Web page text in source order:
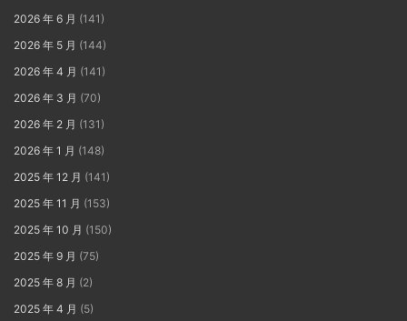
2026 年 6 月 (141)
2026 年 5 月 (144)
2026 年 4 月 (141)
2026 年 3 月 (70)
2026 年 2 月 (131)
2026 年 1 月 (148)
2025 年 12 月 (141)
2025 年 11 月 (153)
2025 年 10 月 (150)
2025 年 9 月 (75)
2025 年 8 月 (2)
2025 年 4 月 (5)